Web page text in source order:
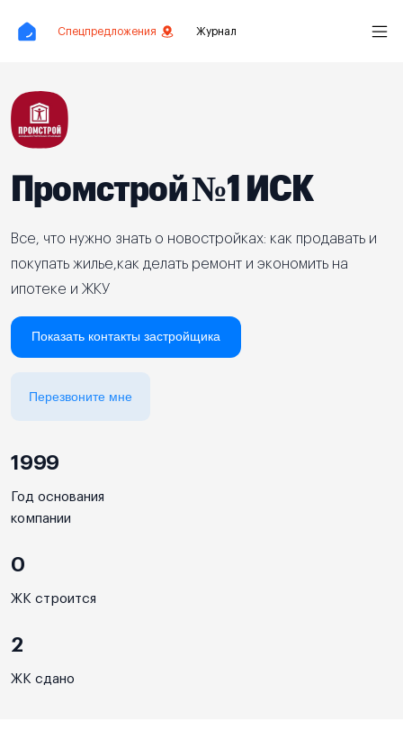
Спецпредложения Журнал
Промстрой №1 ИСК
Все, что нужно знать о новостройках: как продавать и
покупать жилье,как делать ремонт и экономить на
ипотеке и ЖКУ
Показать контакты застройщика
Перезвоните мне
1999
Год основания
компании
0
ЖК строится
2
ЖК сдано